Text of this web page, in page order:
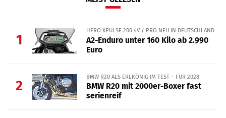
1
HERO XPULSE 200 4V / PRO NEU IN DEUTSCHLAND
A2-Enduro unter 160 Kilo ab 2.990
Euro
2
BMW R20 ALS ERLKÖNIG IM TEST – FÜR 2028
BMW R20 mit 2000er-Boxer fast
serienreif